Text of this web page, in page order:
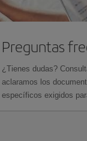
Preguntas
¿Tienes dudas?
aclaramos los
específicos exigidos